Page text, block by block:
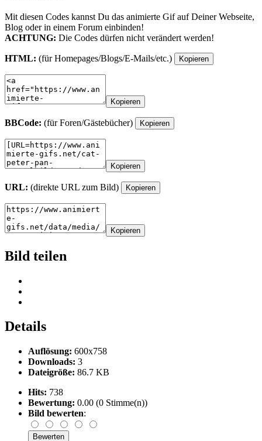
Mit diesen Codes kannst Du das animierte Gif auf Deiner Webseite,
Blog oder in einem Forum einbinden!
ACHTUNG: Die Codes dürfen nicht verändert werden!
HTML: (für Homepages/Blogs/E-Mails/etc.) Kopieren
Kopieren
BBCode: (für Foren/Gästebücher) Kopieren
Kopieren
URL: (direkte URL zum Bild) Kopieren
Kopieren
Bild teilen
Details
Auflösung: 600x758
Downloads: 3
Dateigröße: 86.7 KB
Hits: 738
Bewertung: 0.00 (0 Stimme(n))
Bild bewerten: